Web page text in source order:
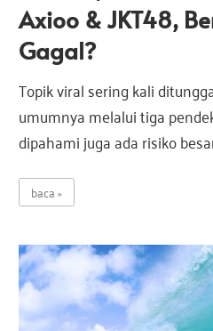
Axioo & JKT48,
Gagal?
Topik viral sering kali
umumnya melalui tiga
dipahami juga ada risiko
baca